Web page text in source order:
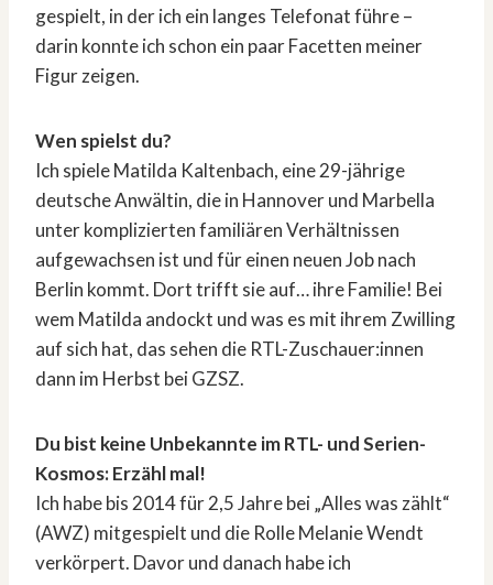
gespielt, in der ich ein langes Telefonat führe –
darin konnte ich schon ein paar Facetten meiner
Figur zeigen.
Wen spielst du?
Ich spiele Matilda Kaltenbach, eine 29-jährige
deutsche Anwältin, die in Hannover und Marbella
unter komplizierten familiären Verhältnissen
aufgewachsen ist und für einen neuen Job nach
Berlin kommt. Dort trifft sie auf… ihre Familie! Bei
wem Matilda andockt und was es mit ihrem Zwilling
auf sich hat, das sehen die RTL-Zuschauer:innen
dann im Herbst bei GZSZ.
Du bist keine Unbekannte im RTL- und Serien-
Kosmos: Erzähl mal!
Ich habe bis 2014 für 2,5 Jahre bei „Alles was zählt“
(AWZ) mitgespielt und die Rolle Melanie Wendt
verkörpert. Davor und danach habe ich